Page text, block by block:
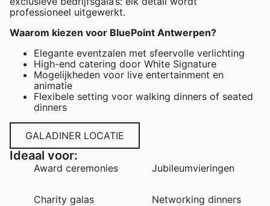
professioneel uitgewerkt.
Waarom kiezen voor BluePoint Antwerpen?
Elegante eventzalen met sfeervolle verlichting
High-end catering door White Signature
Mogelijkheden voor live entertainment en
animatie
Flexibele setting voor walking dinners of seated
dinners
GALADINER LOCATIE
Ideaal voor:
Award ceremonies
Charity galas
Jubileumvieringen
Networking dinners